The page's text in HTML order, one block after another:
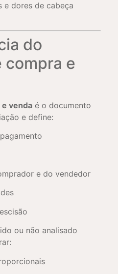
e dores de cabeça
do
e
venda é o documento
e define:
e do vendedor
ou não analisado